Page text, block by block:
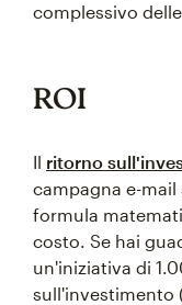
complessivo
ROI
Il ritorno
campagna e-
formula
costo. Se hai
un'iniziativa di
sull'investimento